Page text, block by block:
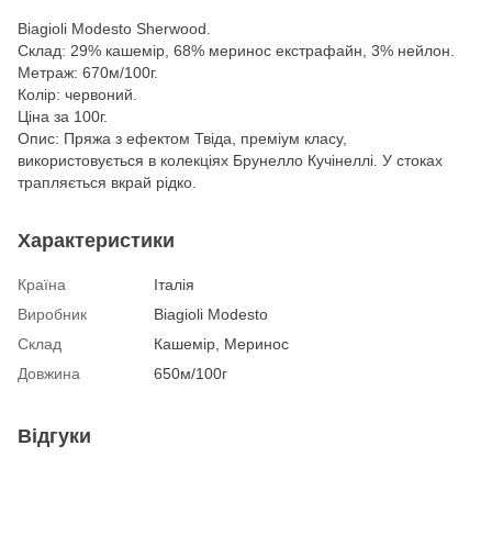
Biagioli Modesto Sherwood.
Склад: 29% кашемір, 68% меринос екстрафайн, 3% нейлон.
Метраж: 670м/100г.
Колір: червоний.
Ціна за 100г.
Опис: Пряжа з ефектом Твіда, преміум класу,
використовується в колекціях Брунелло Кучінеллі. У стоках
трапляється вкрай рідко.
Характеристики
Країна
Італія
Виробник
Biagioli Modesto
Склад
Кашемір, Меринос
Довжина
650м/100г
Відгуки